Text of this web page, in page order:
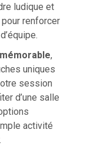
ludique et
renforcer
,
uniques
session
d’une salle
activité